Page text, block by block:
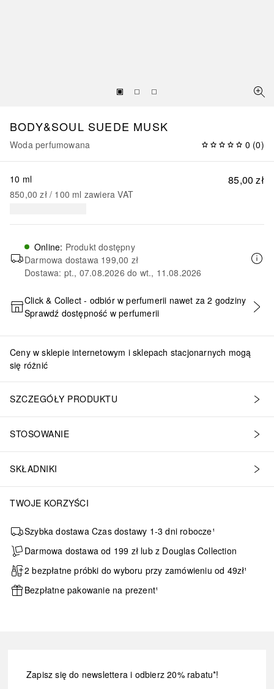
BODY&SOUL SUEDE MUSK
Woda perfumowana 0 (0)
85,00 zł
10 ml
850,00 zł / 100 ml zawiera VAT
Online: Produkt dostępny
Darmowa dostawa 199,00 zł
Dostawa: pt., 07.08.2026 do wt., 11.08.2026
DODAJ DO KOSZYKA
Click & Collect - odbiór w perfumerii nawet za 2 godziny
Sprawdź dostępność w perfumerii
Ceny w sklepie internetowym i sklepach stacjonarnych mogą
się różnić
SZCZEGÓŁY PRODUKTU
STOSOWANIE
SKŁADNIKI
TWOJE KORZYŚCI
Szybka dostawa Czas dostawy 1-3 dni robocze¹
Darmowa dostawa od 199 zł lub z Douglas Collection
2 bezpłatne próbki do wyboru przy zamówieniu od 49zł¹
Bezpłatne pakowanie na prezent¹
Zapisz się do newslettera i odbierz 20% rabatu*!